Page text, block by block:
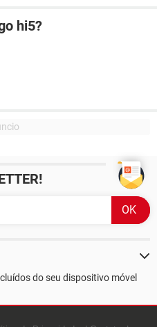
hi5?
do seu dispositivo móvel